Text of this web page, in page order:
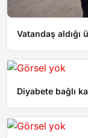
Vatandaş
Diyabete bağlı